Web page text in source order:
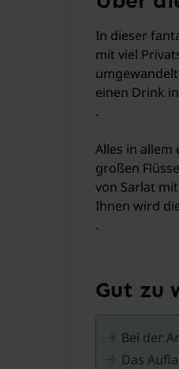
In dieser
mit viel
einen Drink
.
Alles in allem
großen
von Sarlat
Ihnen wird
.
Gut zu
Bei der
Das